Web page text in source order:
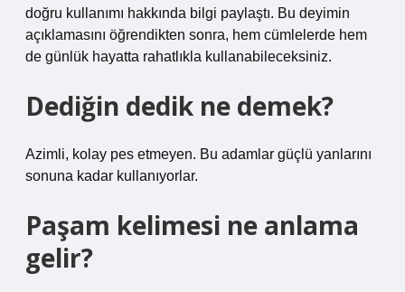
doğru kullanımı hakkında bilgi paylaştı. Bu deyimin
açıklamasını öğrendikten sonra, hem cümlelerde hem
de günlük hayatta rahatlıkla kullanabileceksiniz.
Dediğin dedik ne demek?
Azimli, kolay pes etmeyen. Bu adamlar güçlü yanlarını
sonuna kadar kullanıyorlar.
Paşam kelimesi ne anlama
gelir?